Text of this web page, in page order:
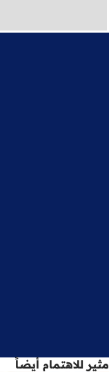
مثير للاهتمام أيضاً